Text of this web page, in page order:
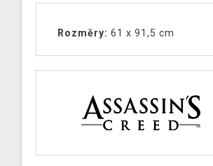
Rozměry: 61 x 91,5 cm